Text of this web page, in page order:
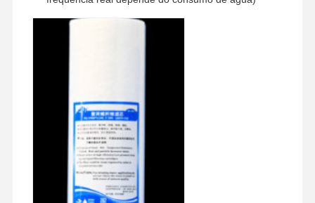
Sistema de água ultrapura de laboratório
Máquina Ultrapure da água
Sistema de purificação de água ultrapura